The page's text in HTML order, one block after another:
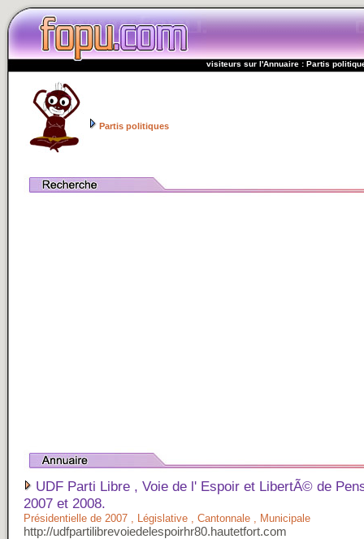
visiteurs sur l'Annuaire : Partis
Partis politiques
UDF Parti Libre , Voie de l' Espoir et LibertÃ© de
2007 et 2008.
Présidentielle de 2007 , Législative , Cantonnale , Municipale
http://udfpartilibrevoiedelespoirhr80.hautetfort.com